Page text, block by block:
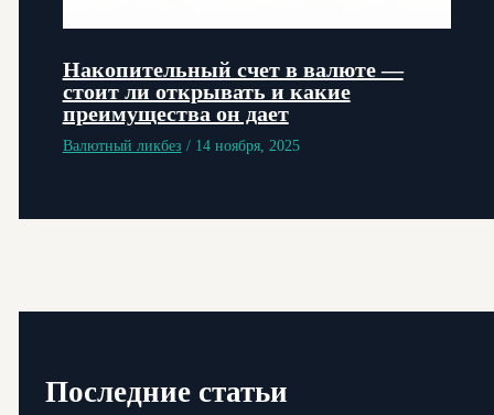
Последние статьи
Накопительный счет в валюте —
стоит ли открывать и какие
преимущества он дает
Валютный ликбез / 14 ноября, 2025